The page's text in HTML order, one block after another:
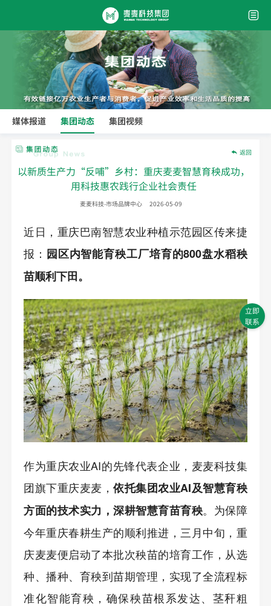
立即
联系
媒体报道 集团动态 集团视频
返回
以新质生产力“反哺”乡村：重庆麦麦智慧育秧成功，
用科技惠农践行企业社会责任
麦麦科技-市场品牌中心 2026-05-09
近日，重庆巴南智慧农业种植示范园区传来捷
报： 园区内智能育秧工厂培育的800盘水稻秧
苗顺利下田。
作为重庆农业AI的先锋代表企业，麦麦科技集
团旗下重庆麦麦，依托集团农业AI及智慧育秧
方面的技术实力，深耕智慧育苗育秧。为保障
今年重庆春耕生产的顺利推进，三月中旬，重
庆麦麦便启动了本批次秧苗的培育工作，从选
种、播种、育秧到苗期管理，实现了全流程标
准化智能育秧，确保秧苗根系发达、茎秆粗